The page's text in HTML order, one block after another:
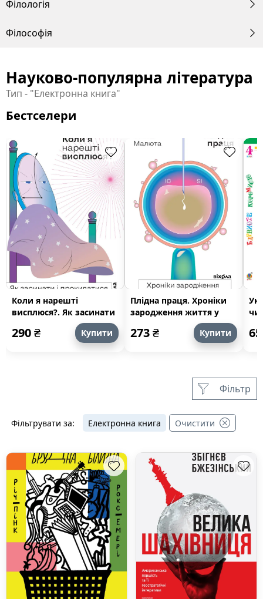
Філологія
Філософія
Науково-популярна література
Тип - "Електронна книга"
Бестселери
Коли я нарешті
висплюся?. Як засинати
і прокидатися із
задоволенням
290₴ Купити
Плідна праця. Хроніки
зародження життя у
273₴ Купити
Фільтр
Електронна книга Очистити
Фільтрувати за: